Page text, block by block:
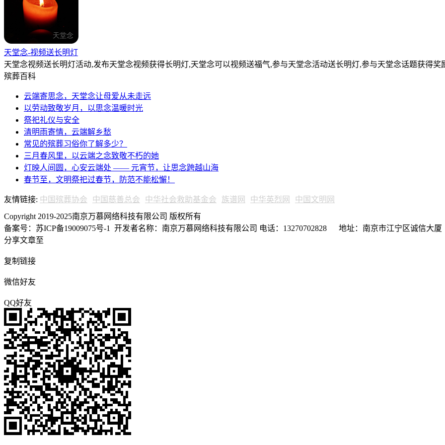
天堂念-视频送长明灯
天堂念视频送长明灯活动,发布天堂念视频获得长明灯,天堂念可以视频送福气,参与天堂念活动送长明灯,参与天堂念话题获得奖
殡葬百科
云端寄思念，天堂念让母爱从未走远
以劳动致敬岁月，以思念温暖时光
祭祀礼仪与安全
清明雨寄情，云端解乡愁
常见的殡葬习俗你了解多少？
三月春风里，以云端之念致敬不朽的她
灯映人间圆，心安云端处 —— 元宵节，让思念跨越山海
春节至，文明祭祀过春节，防范不能松懈！
友情链接: 中国殡葬协会 中国慈善总会 中华社会救助基金会 族谱网 中华英烈网
中国文明网
Copyright 2019-2025南京万慕网络科技有限公司 版权所有
备案号：苏ICP备19009075号-1
开发者名称：南京万慕网络科技有限公司 电话：13270702828 地址：南京市江宁区诚信大厦
分享文章至
复制链接
微信好友
QQ好友